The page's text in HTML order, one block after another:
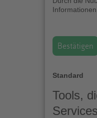
Bestätigen
Standard
Tools,